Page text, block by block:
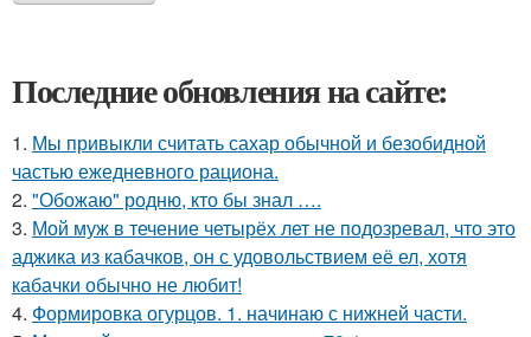
Последние обновления на сайте:
1. Мы привыкли считать сахар обычной и безобидной
частью ежедневного рациона.
2. "Обожаю" родню, кто бы знал ….
3. Мой муж в течение четырёх лет не подозревал, что это
аджика из кабачков, он с удовольствием её ел, хотя
кабачки обычно не любит!
4. Формировка огурцов. 1. начинаю с нижней части.